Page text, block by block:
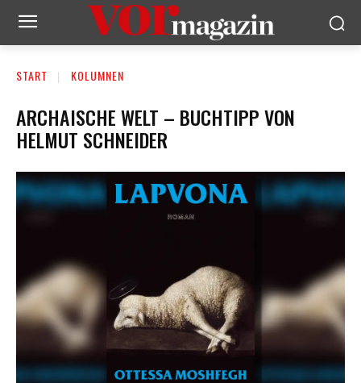
START KOLUMNEN
ARCHAISCHE WELT – BUCHTIPP VON
HELMUT SCHNEIDER